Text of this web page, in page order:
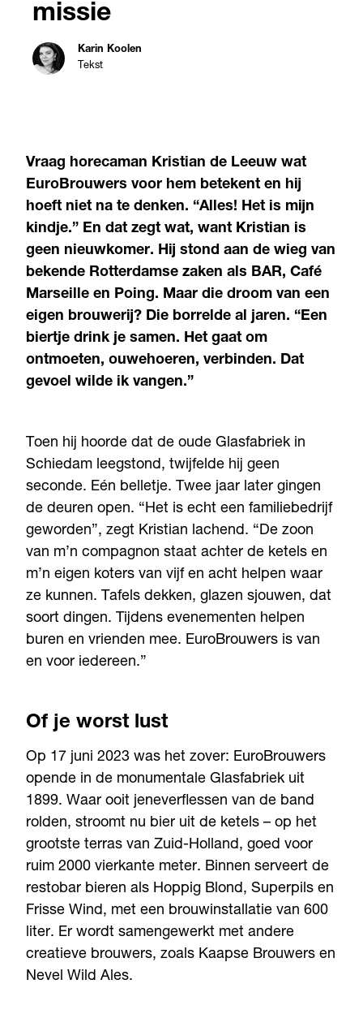
missie
Karin Koolen
Tekst
Vraag horecaman Kristian de Leeuw wat
EuroBrouwers voor hem betekent en hij
hoeft niet na te denken. “Alles! Het is mijn
kindje.” En dat zegt wat, want Kristian is
geen nieuwkomer. Hij stond aan de wieg van
bekende Rotterdamse zaken als BAR, Café
Marseille en Poing. Maar die droom van een
eigen brouwerij? Die borrelde al jaren. “Een
biertje drink je samen. Het gaat om
ontmoeten, ouwehoeren, verbinden. Dat
gevoel wilde ik vangen.”
Toen hij hoorde dat de oude Glasfabriek in
Schiedam leegstond, twijfelde hij geen
seconde. Eén belletje. Twee jaar later gingen
de deuren open. “Het is echt een familiebedrijf
geworden”, zegt Kristian lachend. “De zoon
van m’n compagnon staat achter de ketels en
m’n eigen koters van vijf en acht helpen waar
ze kunnen. Tafels dekken, glazen sjouwen, dat
soort dingen. Tijdens evenementen helpen
buren en vrienden mee. EuroBrouwers is van
en voor iedereen.”
Of je worst lust
Op 17 juni 2023 was het zover: EuroBrouwers
opende in de monumentale Glasfabriek uit
1899. Waar ooit jeneverflessen van de band
rolden, stroomt nu bier uit de ketels – op het
grootste terras van Zuid-Holland, goed voor
ruim 2000 vierkante meter. Binnen serveert de
restobar bieren als Hoppig Blond, Superpils en
Frisse Wind, met een brouwinstallatie van 600
liter. Er wordt samengewerkt met andere
creatieve brouwers, zoals Kaapse Brouwers en
Nevel Wild Ales.